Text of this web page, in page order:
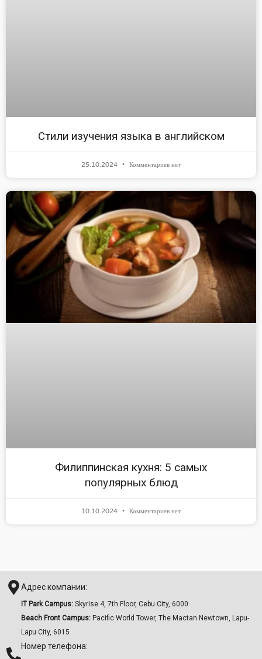
Стили изучения языка в английском
25.10.2024 Комментариев нет
Филиппинская кухня: 5 самых
популярных блюд
10.10.2024 Комментариев нет
Адрес компании:
IT Park Campus: Skyrise 4, 7th Floor, Cebu City, 6000
Beach Front Campus: Pacific World Tower, The Mactan Newtown, Lapu-
Lapu City, 6015
Номер телефона: